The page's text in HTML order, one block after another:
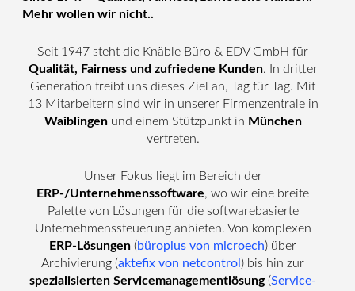
Mehr wollen wir nicht..
Seit 1947 steht die Knäble Büro & EDV GmbH für
Qualität, Fairness und zufriedene Kunden. In dritter
Generation treibt uns dieses Ziel an, Tag für Tag. Mit
13 Mitarbeitern sind wir in unserer Firmenzentrale in
Waiblingenund einem Stützpunkt in München
vertreten.
Unser Fokus liegt im Bereich der
ERP-/Unternehmenssoftware, wo wir eine breite
Palette von Lösungen für die softwarebasierte
Unternehmenssteuerung anbieten. Von komplexen
ERP-Lösungen (büroplus von microech) über
Archivierung (aktefix von netcontrol ) bis hin zur
spezialisierten Servicemanagementlösung(Service-